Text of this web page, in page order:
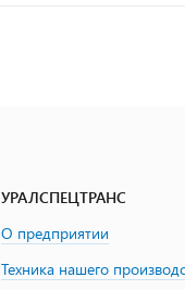
УРАЛСПЕЦТРАНС
О предприятии
Техника нашего